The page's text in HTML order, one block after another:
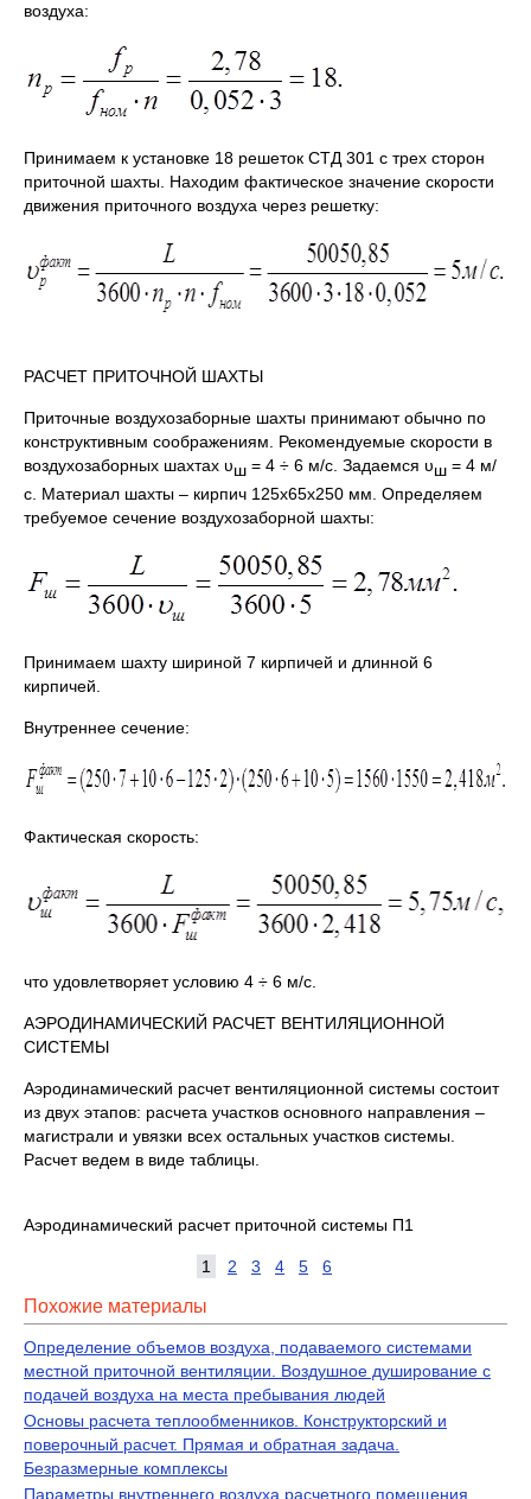
воздуха:
Принимаем к установке 18 решеток СТД 301 с трех сторон
приточной шахты. Находим фактическое значение скорости
движения приточного воздуха через решетку:
РАСЧЕТ ПРИТОЧНОЙ ШАХТЫ
Приточные воздухозаборные шахты принимают обычно по
конструктивным соображениям. Рекомендуемые скорости в
воздухозаборных шахтах υш = 4 ÷ 6 м/с. Задаемся υш = 4 м/
с. Материал шахты – кирпич 125х65х250 мм. Определяем
требуемое сечение воздухозаборной шахты:
Принимаем шахту шириной 7 кирпичей и длинной 6
кирпичей.
Внутреннее сечение:
Фактическая скорость:
что удовлетворяет условию 4 ÷ 6 м/с.
АЭРОДИНАМИЧЕСКИЙ РАСЧЕТ ВЕНТИЛЯЦИОННОЙ
СИСТЕМЫ
Аэродинамический расчет вентиляционной системы состоит
из двух этапов: расчета участков основного направления –
магистрали и увязки всех остальных участков системы.
Расчет ведем в виде таблицы.
Аэродинамический расчет приточной системы П1
1 2 3 4 5 6
Похожие материалы
Определение объемов воздуха, подаваемого системами
местной приточной вентиляции. Воздушное душирование с
подачей воздуха на места пребывания людей
Основы расчета теплообменников. Конструкторский и
поверочный расчет. Прямая и обратная задача.
Безразмерные комплексы
Параметры внутреннего воздуха расчетного помещения.